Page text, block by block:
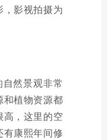
，影视拍摄为
然景观非常
和植物资源都
，这里的空
康熙年间修